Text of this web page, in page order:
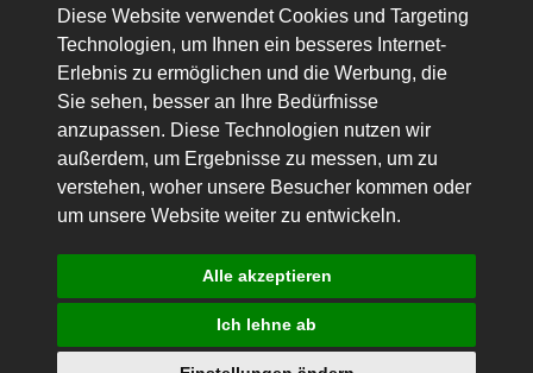
Diese Website verwendet Cookies und Targeting
Technologien, um Ihnen ein besseres Internet-
Erlebnis zu ermöglichen und die Werbung, die
Sie sehen, besser an Ihre Bedürfnisse
anzupassen. Diese Technologien nutzen wir
außerdem, um Ergebnisse zu messen, um zu
verstehen, woher unsere Besucher kommen oder
um unsere Website weiter zu entwickeln.
Alle akzeptieren
Ich lehne ab